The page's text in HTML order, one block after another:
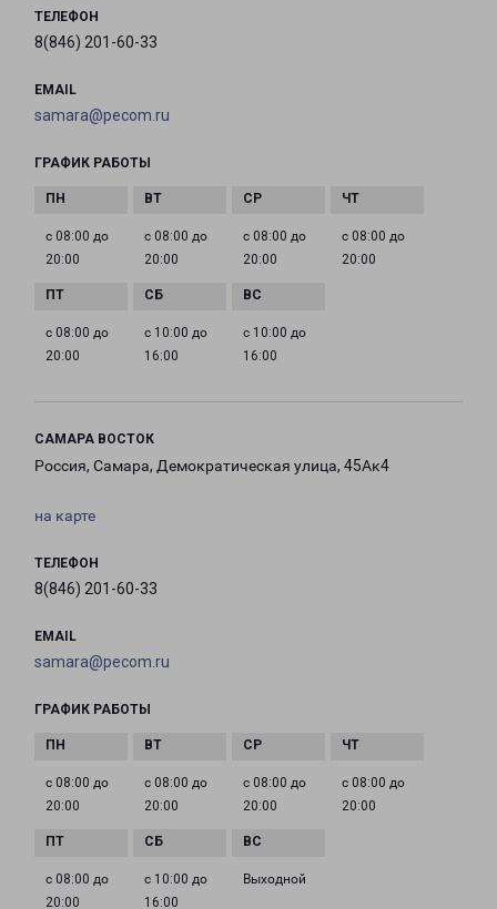
ТЕЛЕФОН
8(846) 201-60-33
EMAIL
samara@pecom.ru
ГРАФИК РАБОТЫ
с 08:00 до
20:00
с 08:00 до
20:00
с 08:00 до
20:00
с 08:00 до
20:00
с 08:00 до
20:00
с 10:00 до
16:00
с 10:00 до
16:00
САМАРА ВОСТОК
Россия, Самара, Демократическая улица, 45Ак4
на карте
ТЕЛЕФОН
8(846) 201-60-33
EMAIL
samara@pecom.ru
ГРАФИК РАБОТЫ
с 08:00 до
20:00
с 08:00 до
20:00
с 08:00 до
20:00
с 08:00 до
20:00
с 08:00 до
20:00
с 10:00 до
16:00
Выходной